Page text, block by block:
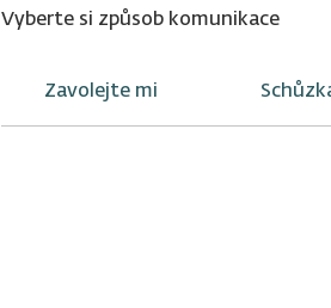
Vyberte si způsob komunikace
Zavolejte mi